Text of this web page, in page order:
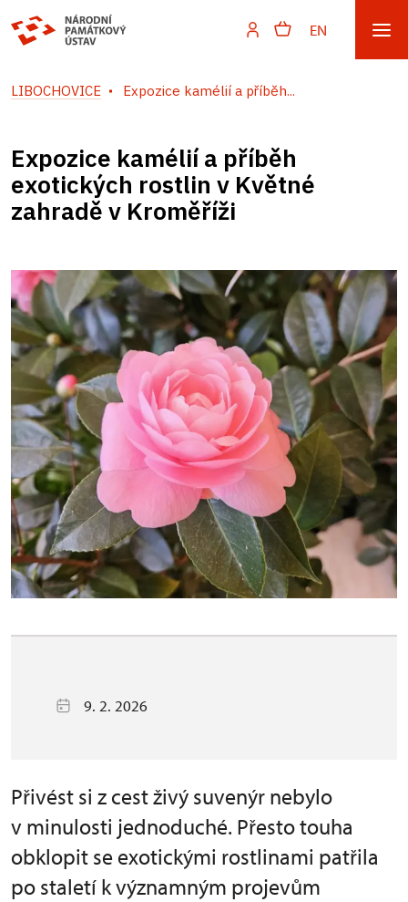
EN
LIBOCHOVICE Expozice kamélií a příběh...
Expozice kamélií a příběh
exotických rostlin v Květné
zahradě v Kroměříži
9. 2. 2026
Přivést si z cest živý suvenýr nebylo
v minulosti jednoduché. Přesto touha
obklopit se exotickými rostlinami patřila
po staletí k významným projevům